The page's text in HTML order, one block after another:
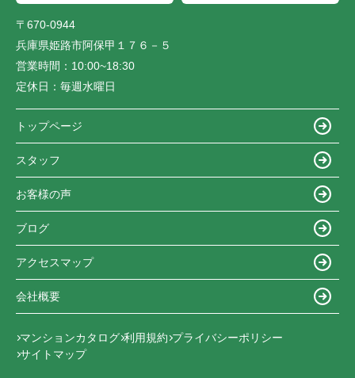
〒670-0944
兵庫県姫路市阿保甲１７６－５
営業時間： 10:00~18:30
定休日： 毎週水曜日
トップページ
スタッフ
お客様の声
ブログ
アクセスマップ
会社概要
マンションカタログ 利用規約 プライバシーポリシー
サイトマップ